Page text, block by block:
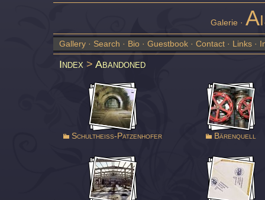
Galerie ·
Gallery · Search · Bio · Guestbook · Contact · Links ·
Index > Abandoned
Schultheiss-Patzenhofer Bärenquell